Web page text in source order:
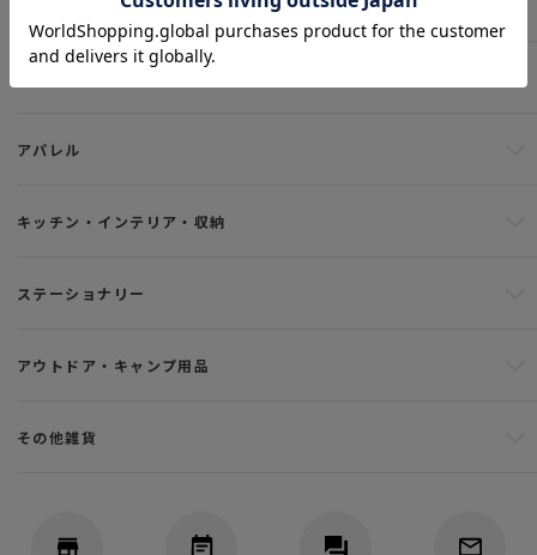
アパレル
キッチン・インテリア・収納
ステーショナリー
アウトドア・キャンプ用品
その他雑貨